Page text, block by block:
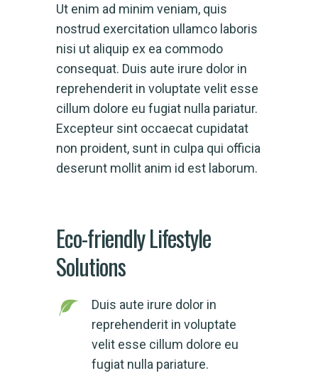
Ut enim ad minim veniam, quis
nostrud exercitation ullamco laboris
nisi ut aliquip ex ea commodo
consequat. Duis aute irure dolor in
reprehenderit in voluptate velit esse
cillum dolore eu fugiat nulla pariatur.
Excepteur sint occaecat cupidatat
non proident, sunt in culpa qui officia
deserunt mollit anim id est laborum.
Eco-friendly Lifestyle
Solutions
Duis aute irure dolor in
reprehenderit in voluptate
velit esse cillum dolore eu
fugiat nulla pariature.